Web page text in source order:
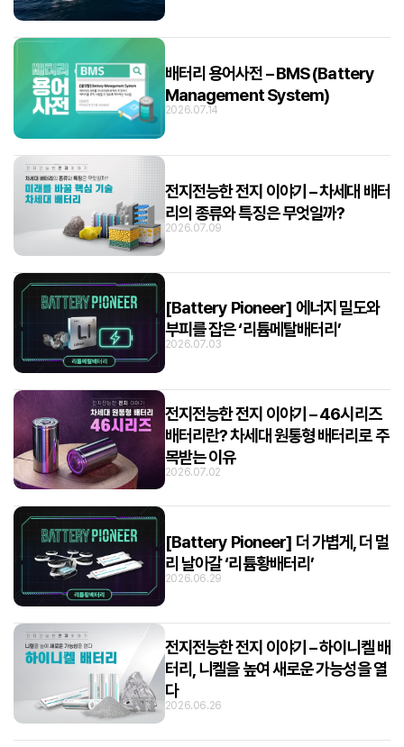
배터리 용어사전 – BMS (Battery
Management System)
2026.07.14
전지전능한 전지 이야기 – 차세대 배터
리의 종류와 특징은 무엇일까?
2026.07.09
[Battery Pioneer] 에너지 밀도와
부피를 잡은 ‘리튬메탈배터리’
2026.07.03
전지전능한 전지 이야기 – 46시리즈
배터리란? 차세대 원통형 배터리로 주
목받는 이유
2026.07.02
[Battery Pioneer] 더 가볍게, 더 멀
리 날아갈 ‘리튬황배터리’
2026.06.29
전지전능한 전지 이야기 – 하이니켈 배
터리, 니켈을 높여 새로운 가능성을 열
다
2026.06.26